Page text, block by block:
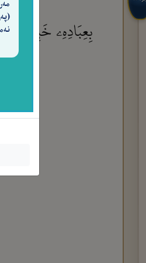
نەمل،
بِعِبَادِهِۦ خَبِيرًۢا